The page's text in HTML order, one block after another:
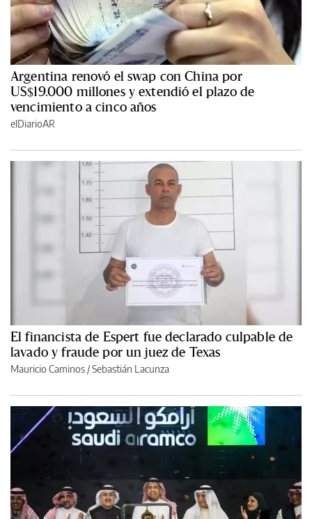
Argentina renovó el swap con China por
US$19.000 millones y extendió el plazo de
vencimiento a cinco años
elDiarioAR
El financista de Espert fue declarado culpable de
lavado y fraude por un juez de Texas
Mauricio Caminos /Sebastián Lacunza